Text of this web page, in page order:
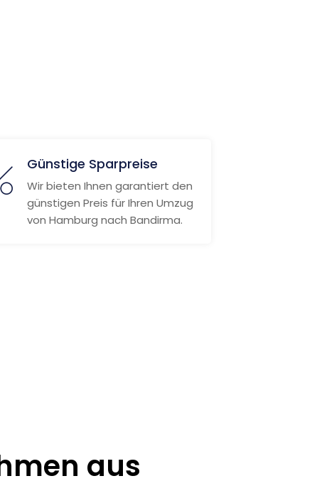
Günstige Sparpreise
Wir bieten Ihnen garantiert den
günstigen Preis für Ihren Umzug
von Hamburg nach Bandirma.
aus